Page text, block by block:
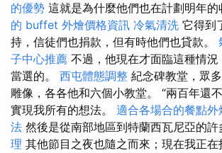
的優勢 這就是為什麼他們也在計劃明年的
的 buffet 外燴價格資訊 冷氣清洗 它得到
持，信徒們也捐款，但有時他們也貸款。
子中心推薦 不過，他現在才面臨這種情況
當選的。 西屯體態調整 紀念碑教堂，眾
雕像，各各他和六個小教堂。 “兩百年還
實現我所有的想法。 適合各場合的餐點外
法 然後是從南部地區到特蘭西瓦尼亞的許
理 其他節目之夜也隨之而來；現在我正